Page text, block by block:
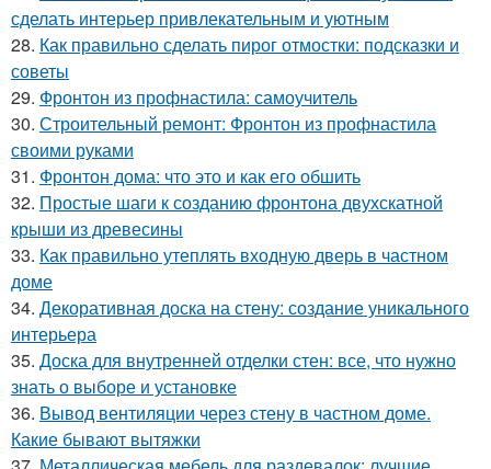
сделать интерьер привлекательным и уютным
28. Как правильно сделать пирог отмостки: подсказки и
советы
29. Фронтон из профнастила: самоучитель
30. Строительный ремонт: Фронтон из профнастила
своими руками
31. Фронтон дома: что это и как его обшить
32. Простые шаги к созданию фронтона двухскатной
крыши из древесины
33. Как правильно утеплять входную дверь в частном
доме
34. Декоративная доска на стену: создание уникального
интерьера
35. Доска для внутренней отделки стен: все, что нужно
знать о выборе и установке
36. Вывод вентиляции через стену в частном доме.
Какие бывают вытяжки